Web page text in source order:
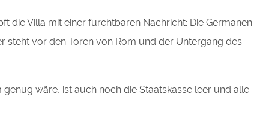
die Villa mit einer furchtbaren Nachricht: Die Germanen
steht vor den Toren von Rom und der Untergang des
wäre, ist auch noch die Staatskasse leer und alle